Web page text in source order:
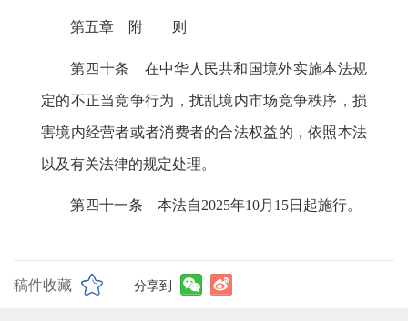
第五章 附 则
第四十条 在中华人民共和国境外实施本法规
定的不正当竞争行为 ， 扰乱境内市场竞争秩序，损
害境内经营者或者消费者的合法权益的 ，依照本法
以及有关法律的规定处理。
第四十一条 本法自2025年10月15日起施行。
稿件收藏 分享到